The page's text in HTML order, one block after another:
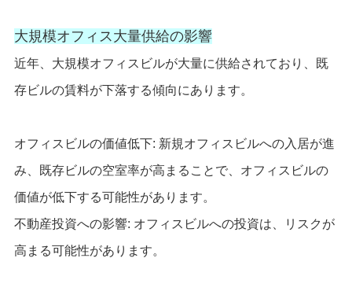
大規模オフィス大量供給の影響
近年、大規模オフィスビルが大量に供給されており、既
存ビルの賃料が下落する傾向にあります。
オフィスビルの価値低下: 新規オフィスビルへの入居が進
み、既存ビルの空室率が高まることで、オフィスビルの
価値が低下する可能性があります。
不動産投資への影響: オフィスビルへの投資は、リスクが
高まる可能性があります。